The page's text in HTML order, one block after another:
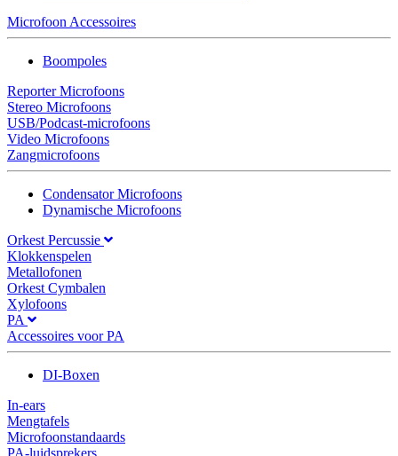
Microfoon Accessoires
Boompoles
Reporter Microfoons
Stereo Microfoons
USB/Podcast-microfoons
Video Microfoons
Zangmicrofoons
Condensator Microfoons
Dynamische Microfoons
Orkest Percussie
Klokkenspelen
Metallofonen
Orkest Cymbalen
Xylofoons
PA
Accessoires voor PA
DI-Boxen
In-ears
Mengtafels
Microfoonstandaards
PA-luidsprekers